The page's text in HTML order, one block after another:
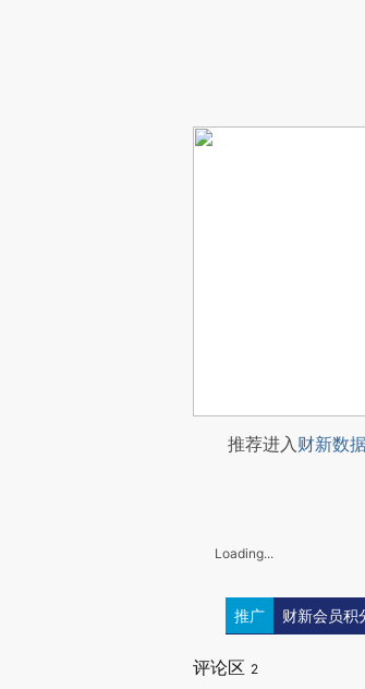
推荐进入财新数
Loading...
推广 财新会员积
评论区 2